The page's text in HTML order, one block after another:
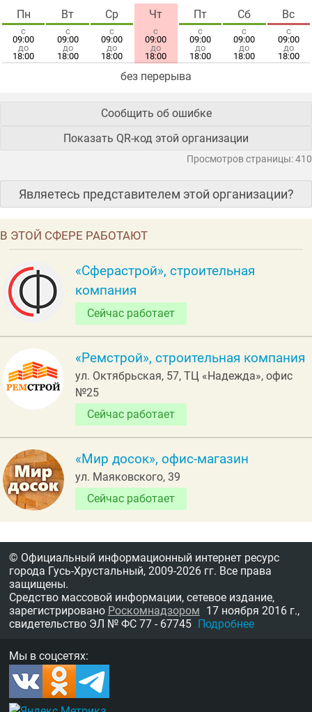
Пн
с
09:00
до
18:00
Вт
с
09:00
до
18:00
Ср
с
09:00
до
18:00
Чт
с
09:00
до
18:00
Пт
с
09:00
до
18:00
Сб
с
09:00
до
18:00
Вс
с
09:00
до
18:00
без перерыва
Сообщить об ошибке
Показать QR-код этой организации
Просмотров страницы: 410
Являетесь представителем этой организации?
В ЭТОЙ СФЕРЕ РАБОТАЮТ
«Сферастрой», строительная
компания
Сейчас работает
«Ремстрой», строительная компания
ул. Октябрьская, 57, ТЦ «Надежда», офис
№25
Сейчас работает
«Мир досок», офис-магазин
ул. Маяковского, 39
Сейчас работает
© Официальный информационный интернет ресурс
города Гусь-Хрустальный, 2009-2026 гг. Все права
защищены.
Средство массовой информации, сетевое издание,
зарегистрировано Роскомнадзором 17 ноября 2016 г.,
свидетельство ЭЛ № ФС 77 - 67745 Подробнее
Мы в соцсетях: